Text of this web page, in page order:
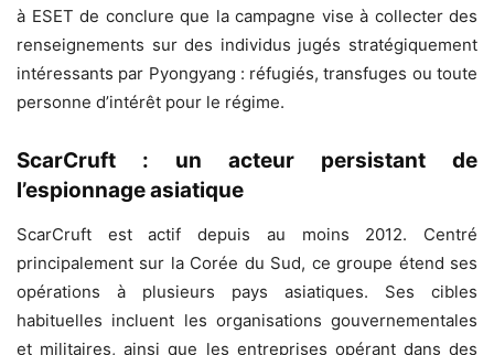
à ESET de conclure que la campagne vise à collecter des
renseignements sur des individus jugés stratégiquement
intéressants par Pyongyang : réfugiés, transfuges ou toute
personne d’intérêt pour le régime.
ScarCruft : un acteur persistant de
l’espionnage asiatique
ScarCruft est actif depuis au moins 2012. Centré
principalement sur la Corée du Sud, ce groupe étend ses
opérations à plusieurs pays asiatiques. Ses cibles
habituelles incluent les organisations gouvernementales
et militaires, ainsi que les entreprises opérant dans des